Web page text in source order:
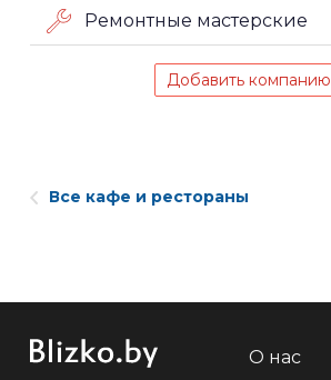
Ремонтные мастерские
Добавить компанию
Все кафе и рестораны
О нас